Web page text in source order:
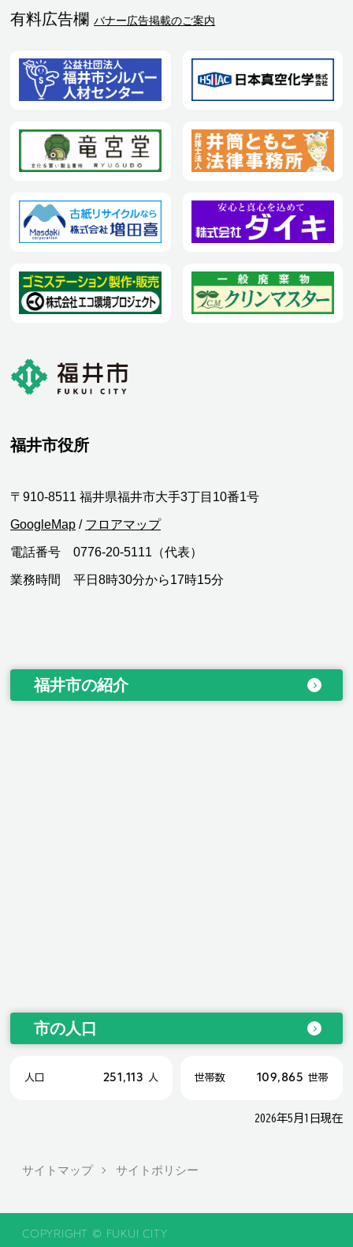
有料広告欄 バナー広告掲載のご案内
福井市役所
〒910-8511 福井県福井市大手3丁目10番1号
GoogleMap / フロアマップ
電話番号 0776-20-5111（代表）
業務時間 平日8時30分から17時15分
福井市の紹介
市の人口
人口 251,113 人 世帯数 109,865 世帯
2026年5月1日現在
サイトマップ サイトポリシー
COPYRIGHT © FUKUI CITY